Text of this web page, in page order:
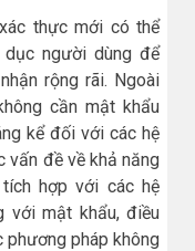
thực mới có thể
người dùng để
rộng rãi. Ngoài
cần mật khẩu
kể đối với các hệ
vấn đề về khả năng
hợp với các hệ
với mật khẩu, điều
phương pháp không